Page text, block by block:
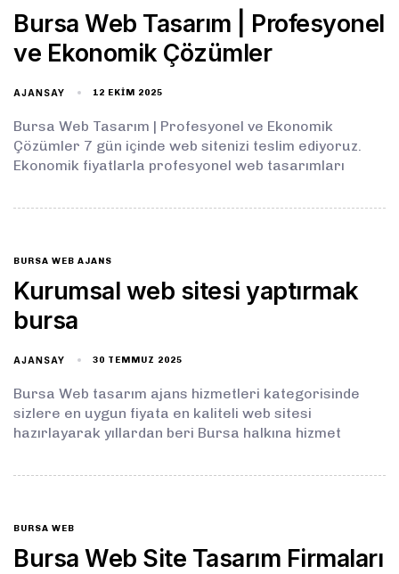
Bursa Web Tasarım | Profesyonel
ve Ekonomik Çözümler
AJANSAY 12 EKIM 2025
Bursa Web Tasarım | Profesyonel ve Ekonomik
Çözümler 7 gün içinde web sitenizi teslim ediyoruz.
Ekonomik fiyatlarla profesyonel web tasarımları
BURSA WEB AJANS
Kurumsal web sitesi yaptırmak
bursa
AJANSAY 30 TEMMUZ 2025
Bursa Web tasarım ajans hizmetleri kategorisinde
sizlere en uygun fiyata en kaliteli web sitesi
hazırlayarak yıllardan beri Bursa halkına hizmet
BURSA WEB
Bursa Web Site Tasarım Firmaları